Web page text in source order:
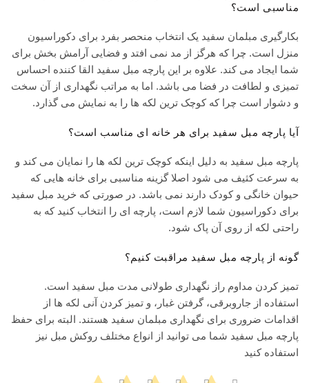
مناسبی است؟
بکارگیری مبلمان سفید یک انتخاب منحصر بفرد برای دکوراسیون
منزل است. چرا که هرگز از مد نمی افتد و فضایی آرامش بخش برای
شما ایجاد می کند. علاوه بر این پارچه مبل سفید القا کننده احساس
تمیزی و لطافت در فضا می باشد. اما به مراتب نگهداری از آن سخت
و دشوار است چرا که کوچک ترین لکه ها را به نمایش می گذارد.
آیا پارچه مبل سفید برای هر خانه ای مناسب است؟
پارچه مبل سفید به دلیل اینکه کوچک ترین لکه ها را نمایان می کند و
به سرعت کثیف می شود اصلا گزینه مناسبی برای خانه هایی که
حیوان خانگی و کودک دارند نمی باشد. در صورتی که خرید مبل سفید
برای دکوراسیون شما لازم است، پارچه ای را انتخاب کنید که به
راحتی لکه از روی آن پاک شود.
گونه از پارچه مبل سفید مراقبت کنیم؟
تمیز کردن مداوم راز نگهداری طولانی مدت مبل سفید است.
استفاده از جاروبرقی، گرفتن غبار، و تمیز کردن آنی لکه ها از
اقدامات ضروری برای نگهداری مبلمان سفید هستند. البته برای حفظ
پارچه مبل سفید شما می توانید از انواع مختلف روکش مبل نیز
استفاده کنید